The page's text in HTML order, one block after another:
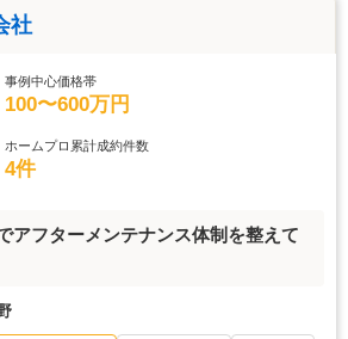
社
事例中心価格帯
100〜600万円
ホームプロ累計成約件数
4件
アフターメンテナンス体制を整えて